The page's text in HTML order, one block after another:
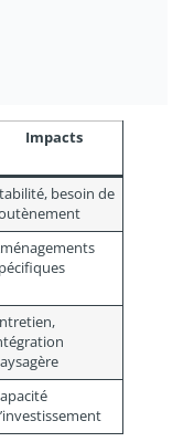
Impacts
besoin de